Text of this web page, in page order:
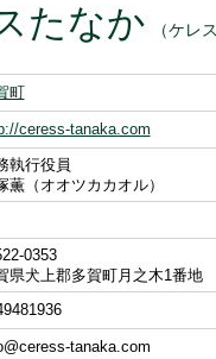
たなか （ケレ
町
ceress-tanaka.com
執行役員
薫（オオツカカオル）
0353
県犬上郡多賀町月之木1番地
tanaka.com